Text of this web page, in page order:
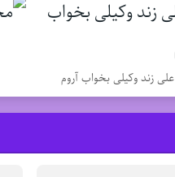
علی زند وکیلی بخواب آروم